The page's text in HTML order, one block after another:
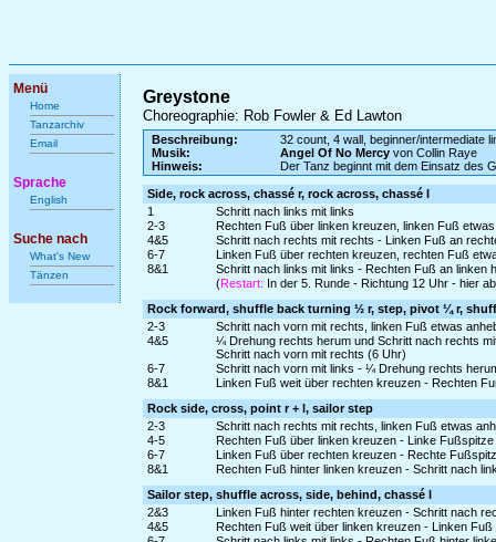
Menü
Home
Tanzarchiv
Email
Sprache
English
Suche nach
What's New
Tänzen
Greystone
Choreographie: Rob Fowler & Ed Lawton
Beschreibung:
32 count, 4 wall, beginner/intermediate
Musik:
Angel Of No Mercyvon Collin Raye
Hinweis:
Der Tanz beginnt mit dem Einsatz des
Side, rock across, chassé r, rock across, chassé l
1
Schritt nach links mit links
2-3
Rechten Fuß über linken kreuzen, linken Fuß
4&5
Schritt nach rechts mit rechts - Linken Fuß an
6-7
Linken Fuß über rechten kreuzen, rechten Fuß
8&1
Schritt nach links mit links - Rechten Fuß an linken
(Restart: In der 5. Runde - Richtung 12 Uhr - hier
Rock forward, shuffle back turning ½ r, step, pivot ¼ r,
2-3
Schritt nach vorn mit rechts, linken Fuß etwas
4&5
¼ Drehung rechts herum und Schritt nach rechts
Schritt nach vorn mit rechts (6 Uhr)
6-7
Schritt nach vorn mit links - ¼ Drehung rechts
8&1
Linken Fuß weit über rechten kreuzen - Rechten
Rock side, cross, point r + l, sailor step
2-3
Schritt nach rechts mit rechts, linken Fuß etwas
4-5
Rechten Fuß über linken kreuzen - Linke Fußspitze
6-7
Linken Fuß über rechten kreuzen - Rechte
8&1
Rechten Fuß hinter linken kreuzen - Schritt nach
Sailor step, shuffle across, side, behind, chassé l
2&3
Linken Fuß hinter rechten kreuzen - Schritt nach
4&5
Rechten Fuß weit über linken kreuzen - Linken